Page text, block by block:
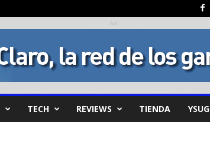
Ad
TECH REVIEWS TIENDA